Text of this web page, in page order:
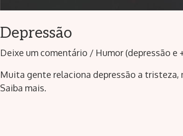
Depressão
Deixe um comentário / Humor (depressão e
Muita gente relaciona depressão a tristeza,
Saiba mais.